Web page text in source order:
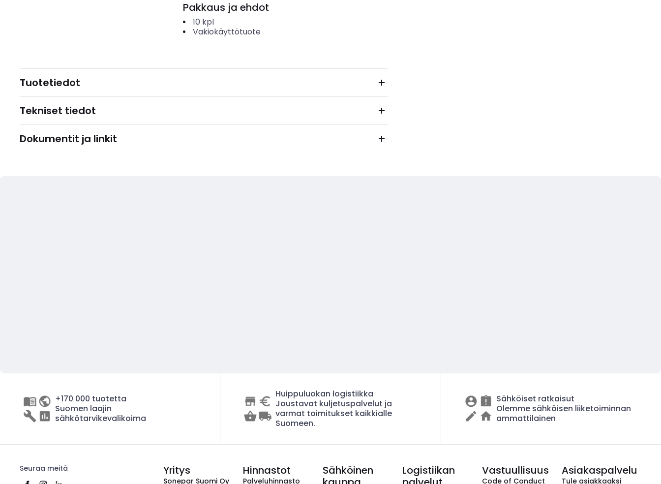
Pakkaus ja ehdot
10 kpl
Vakiokäyttötuote
Tuotetiedot
Tekniset tiedot
Dokumentit ja linkit
+170 000 tuotetta
Suomen laajin
sähkötarvikevalikoima
Huippuluokan logistiikka
Joustavat kuljetuspalvelut ja
varmat toimitukset kaikkialle
Suomeen.
Sähköiset ratkaisut
Olemme sähköisen liiketoiminnan
ammattilainen
Seuraa meitä Yritys
Sonepar Suomi Oy
Hinnastot
Palveluhinnasto
Sähköinen
Logistiikan
Vastuullisuus
Code of Conduct
Asiakaspalvelu
Tule asiakkaaksi